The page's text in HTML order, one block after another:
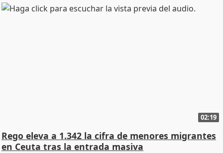
02:19
Rego eleva a 1.342 la cifra de menores migrantes
en Ceuta tras la entrada masiva